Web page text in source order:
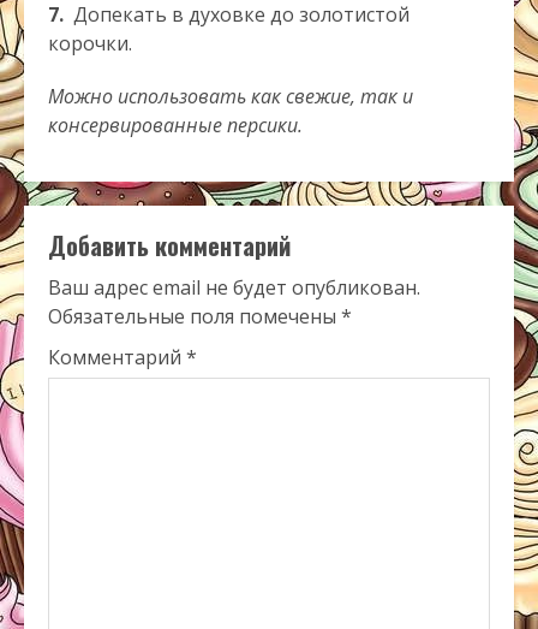
7. Допекать в духовке до золотистой
корочки.
Можно использовать как свежие, так и
консервированные персики.
Добавить комментарий
Ваш адрес email не будет опубликован.
Обязательные поля помечены *
Комментарий *